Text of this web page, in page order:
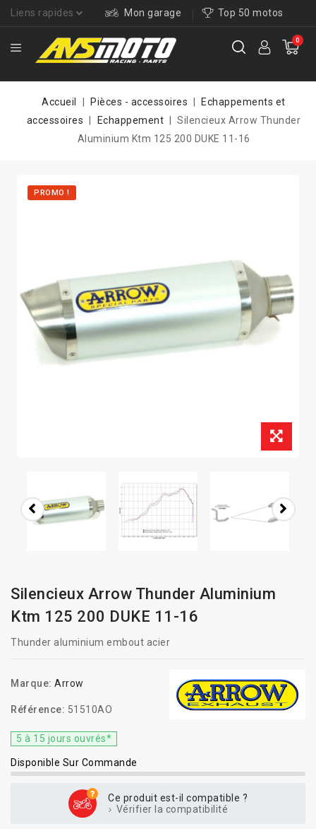
Liens rapides Mon garage Top 50 motos
0
Accueil Pièces - accessoires
Echappements et
accessoires
Echappement
Silencieux Arrow Thunder
Aluminium Ktm 125 200 DUKE 11-16
PROMO !
Silencieux Arrow Thunder Aluminium
Ktm 125 200 DUKE 11-16
Thunder aluminium embout acier
Marque: Arrow
Référence: 51510AO
5 à 15 jours ouvrés*
Disponible Sur Commande
Ce produit est-il compatible ?
Vérifier la compatibilité